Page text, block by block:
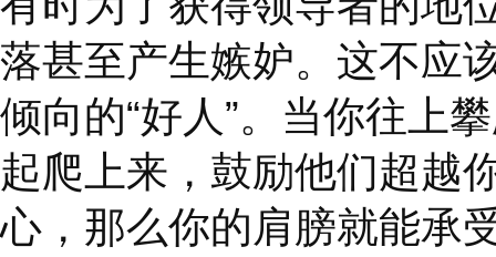
像把高大罂粟花割去
常成功的人并将他们
细考虑你愿意投入多
取他们的支持？他们